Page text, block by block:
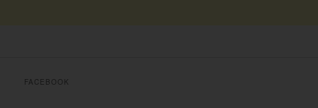
FACEBOOK